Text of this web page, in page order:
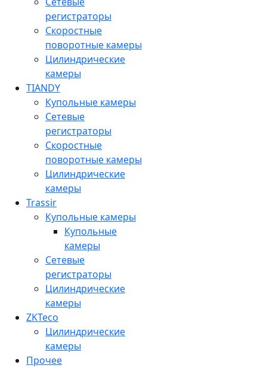
регистраторы
Скоростные
поворотные камеры
Цилиндрические
камеры
TIANDY
Купольные камеры
Сетевые
регистраторы
Скоростные
поворотные камеры
Цилиндрические
камеры
Trassir
Купольные камеры
Купольные
камеры
Сетевые
регистраторы
Цилиндрические
камеры
ZKTeco
Цилиндрические
камеры
Прочее